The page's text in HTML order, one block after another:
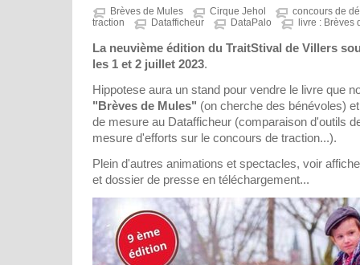
Brèves de Mules Cirque Jehol
concours de
traction
Datafficheur DataPalo livre : Brèves
La neuvième édition du TraitStival de Villers
les 1 et 2 juillet 2023.
Hippotese aura un stand pour vendre le livre que
"Brèves de Mules" (on cherche des bénévoles)
de mesure au Datafficheur (comparaison d'outils
mesure d'efforts sur le concours de traction...).
Plein d'autres animations et spectacles, voir
et dossier de presse en téléchargement...